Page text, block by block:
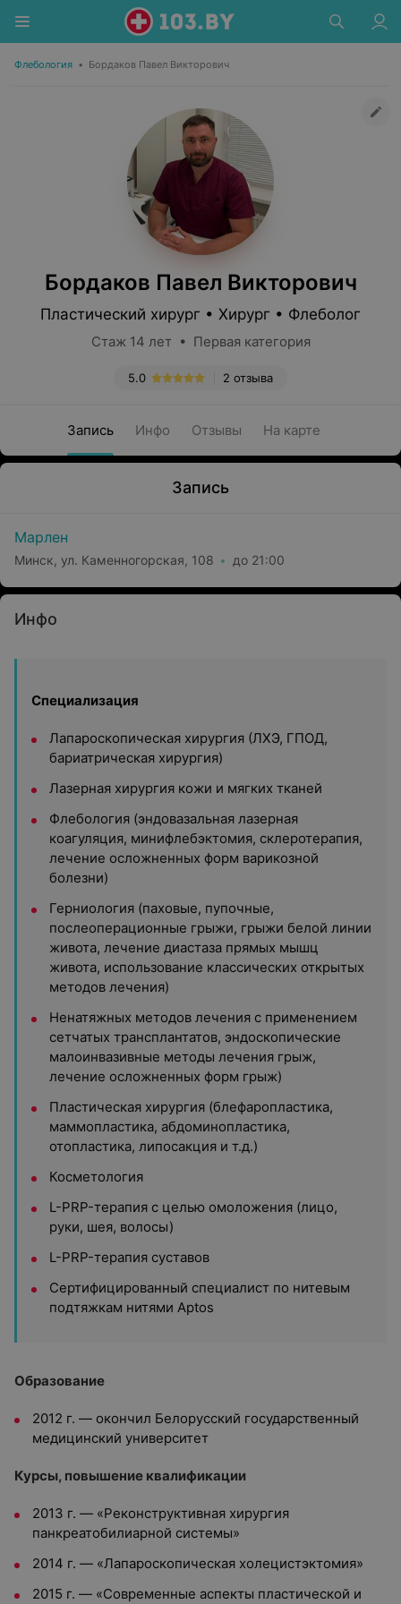
Флебология • Бордаков Павел Викторович
Бордаков Павел Викторович
Пластический хирург • Хирург • Флеболог
Стаж 14 лет • Первая категория
2 отзыва
5.0
Запись Инфо Отзывы На карте
Запись
Марлен
Минск, ул. Каменногорская, 108 до 21:00
Инфо
Специализация
Лапароскопическая хирургия (ЛХЭ, ГПОД,
бариатрическая хирургия)
Лазерная хирургия кожи и мягких тканей
Флебология (эндовазальная лазерная
коагуляция, минифлебэктомия, склеротерапия,
лечение осложненных форм варикозной
болезни)
Герниология (паховые, пупочные,
послеоперационные грыжи, грыжи белой линии
живота, лечение диастаза прямых мышц
живота, использование классических открытых
методов лечения)
Ненатяжных методов лечения с применением
сетчатых трансплантатов, эндоскопические
малоинвазивные методы лечения грыж,
лечение осложненных форм грыж)
Пластическая хирургия (блефаропластика,
маммопластика, абдоминопластика,
отопластика, липосакция и т.д.)
Косметология
L-PRP-терапия с целью омоложения (лицо,
руки, шея, волосы)
L-PRP-терапия суставов
Сертифицированный специалист по нитевым
подтяжкам нитями Aptos
Образование
2012 г. — окончил Белорусский государственный
медицинский университет
Курсы, повышение квалификации
2013 г. — «Реконструктивная хирургия
панкреатобилиарной системы»
2014 г. — «Лапароскопическая холецистэктомия»
2015 г. — «Современные аспекты пластической и